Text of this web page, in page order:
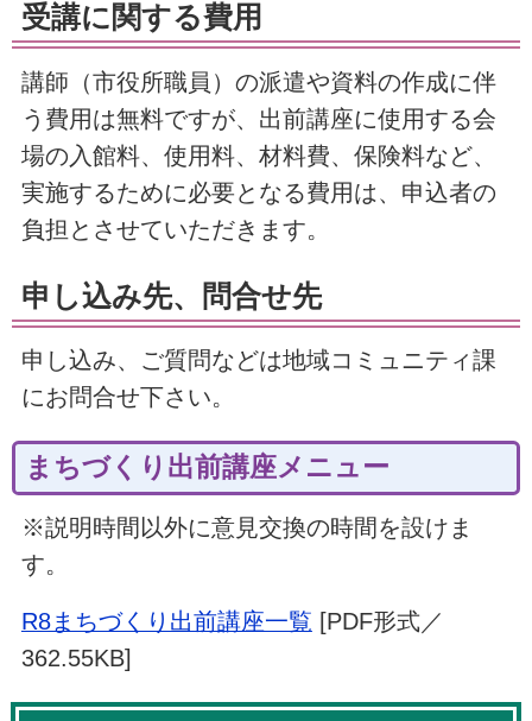
受講に関する費用
講師（市役所職員）の派遣や資料の作成に伴
う費用は無料ですが、出前講座に使用する会
場の入館料、使用料、材料費、保険料など、
実施するために必要となる費用は、申込者の
負担とさせていただきます。
申し込み先、問合せ先
申し込み、ご質問などは地域コミュニティ課
にお問合せ下さい。
まちづくり出前講座メニュー
※説明時間以外に意見交換の時間を設けま
す。
R8まちづくり出前講座一覧 [PDF形式／
362.55KB]